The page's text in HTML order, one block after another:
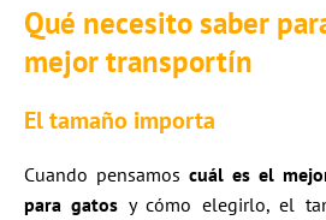
Qué necesito saber
mejor transportín
El tamaño importa
Cuando pensamos cuál es el
para gatos y cómo elegirlo, el